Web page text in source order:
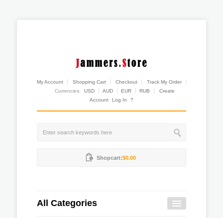
My Account Shopping Cart Checkout
Track My Order
Currencies:
USD AUD EUR RUB
Create
Account
Log In ?
Shopcart:$0.00
All Categories